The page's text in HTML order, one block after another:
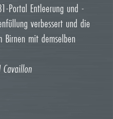
Portal Entleerung und -
verbessert und die
Birnen mit demselben
Cavaillon